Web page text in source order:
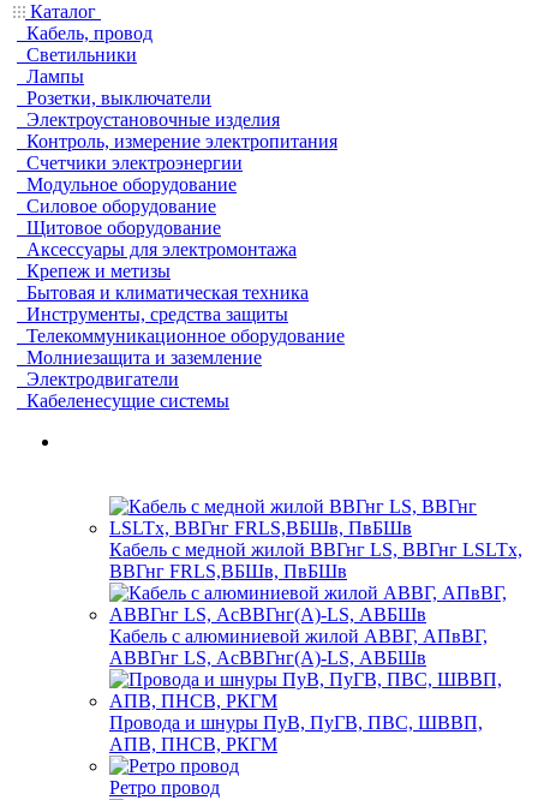
Каталог
Кабель, провод
Светильники
Лампы
Розетки, выключатели
Электроустановочные изделия
Контроль, измерение электропитания
Счетчики электроэнергии
Модульное оборудование
Силовое оборудование
Щитовое оборудование
Аксессуары для электромонтажа
Крепеж и метизы
Бытовая и климатическая техника
Инструменты, средства защиты
Телекоммуникационное оборудование
Молниезащита и заземление
Электродвигатели
Кабеленесущие системы
Кабель с медной жилой ВВГнг LS, ВВГнг LSLTx,
ВВГнг FRLS,ВБШв, ПвБШв
Кабель с алюминиевой жилой АВВГ, АПвВГ,
АВВГнг LS, АсВВГнг(А)-LS, АВБШв
Провода и шнуры ПуВ, ПуГВ, ПВС, ШВВП,
АПВ, ПНСВ, РКГМ
Ретро провод